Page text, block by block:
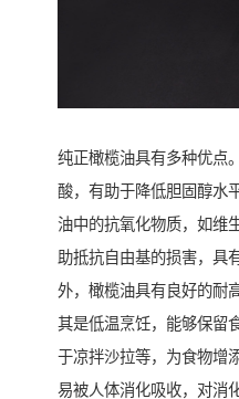
纯正橄榄油具有多种优点
酸，有助于降低胆固醇水
油中的抗氧化物质，如维
助抵抗自由基的损害，具
外，橄榄油具有良好的耐
其是低温烹饪，能够保留
于凉拌沙拉等，为食物增
易被人体消化吸收，对消